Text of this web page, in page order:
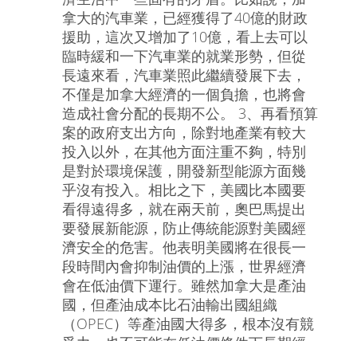
拿大的汽車業，已經獲得了40億的財政
援助，這次又增加了10億，看上去可以
臨時緩和一下汽車業的就業形勢，但從
長遠來看，汽車業照此繼續發展下去，
不僅是加拿大經濟的一個負擔，也將會
造成社會分配的長期不公。 3、再看預算
案的政府支出方向，除對地產業有較大
投入以外，在其他方面注重不夠，特別
是對於環境保護，開發新型能源方面幾
乎沒有投入。相比之下，美國比本國要
看得遠得多，就在兩天前，奧巴馬提出
要發展新能源，防止傳統能源對美國經
濟安全的危害。他表明美國將在很長一
段時間內會抑制油價的上漲，世界經濟
會在低油價下運行。雖然加拿大是產油
國，但產油成本比石油輸出國組織
（OPEC）等產油國大得多，根本沒有競